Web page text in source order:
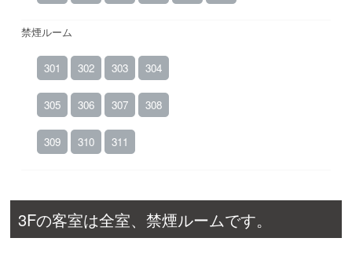
禁煙ルーム
301 302 303 304
305 306 307 308
309 310 311
3Fの客室は全室、禁煙ルームです。